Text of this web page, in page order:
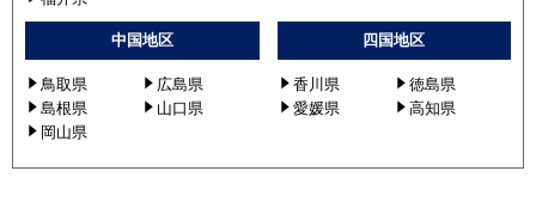
中国地区
鳥取県
広島県
島根県
山口県
岡山県
四国地区
香川県
徳島県
愛媛県
高知県